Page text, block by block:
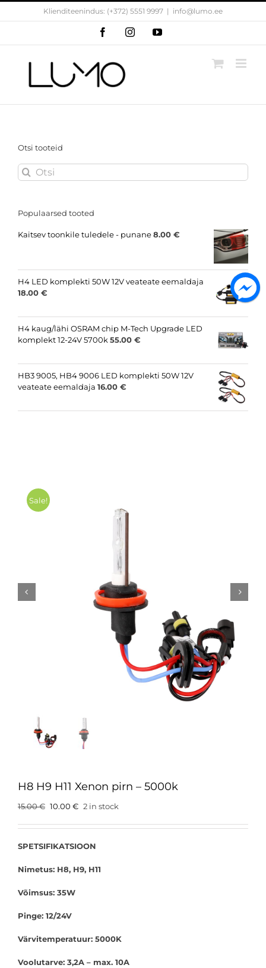
Skip
Klienditeenindus: (+372) 5551 9997 | info@lumo.ee
FacebookInstagramYouTube
Sale!
 
H8 H9 H11 Xenon pirn – 5000k
15.00€ Original
was:
10.00 €Current
is:
2 in stock
SPETSIFIKATSIOON
Nimetus: H8, H9, H11
Võimsus: 35W
Pinge: 12/24V
Värvitemperatuur: 5000K
Voolutarve: 3,2A – max. 10A
Otsi tooteid
Search
for:
Populaarsed tooted
Kaitsev toonkile tuledele - punane8.00 €
H4 LED komplekti 50W 12V veateate eemaldaja
18.00 €
H4 kaug/lähi OSRAM chip M-Tech Upgrade LED
komplekt 12-24V 5700k55.00 €
HB3 9005, HB4 9006 LED komplekti 50W 12V
veateate eemaldaja 16.00 €